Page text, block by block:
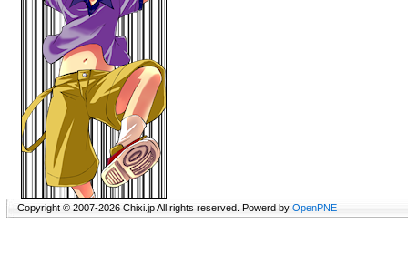
Copyright © 2007-2026 Chixi.jp All rights reserved. Powerd by OpenPNE